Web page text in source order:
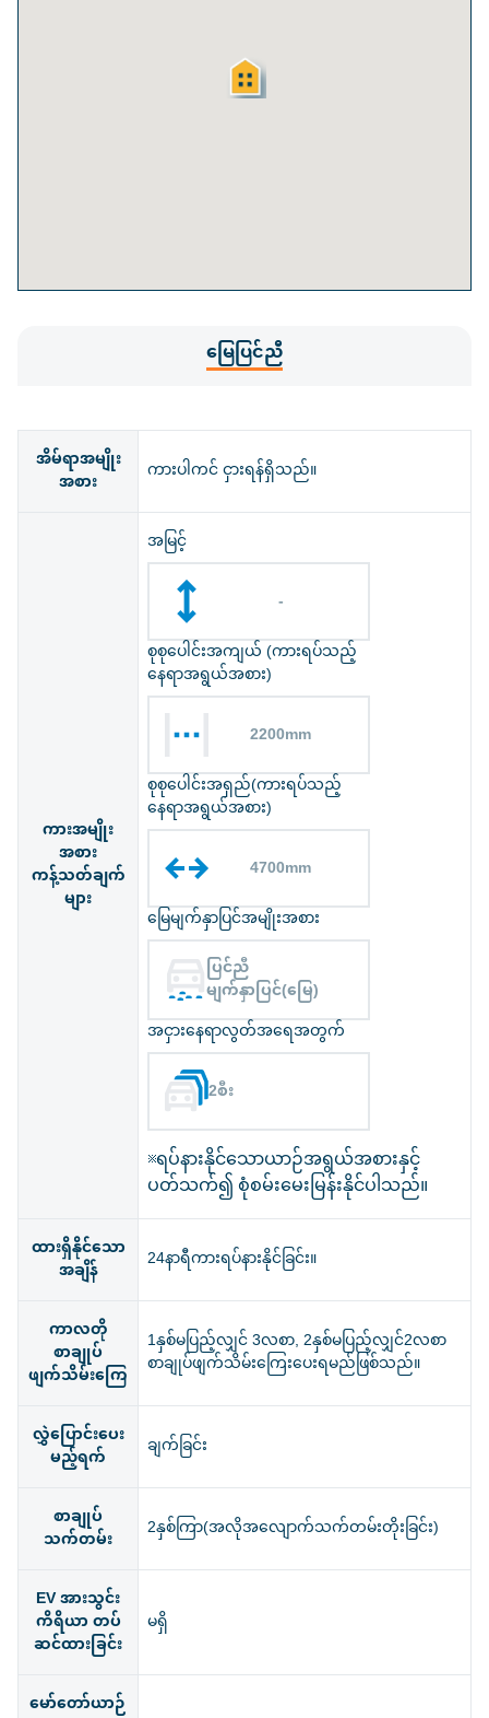
မြေပြင်ညီ
အိမ်ရာအမျိုး
အစား ကားပါကင် ငှားရန်ရှိသည်။
ကားအမျိုး
အစား
ကန့်သတ်ချက်
များ
အမြင့်
-
စုစုပေါင်းအကျယ် (ကားရပ်သည့်
နေရာအရွယ်အစား)
2200mm
စုစုပေါင်းအရှည်(ကားရပ်သည့်
နေရာအရွယ်အစား)
4700mm
မြေမျက်နှာပြင်အမျိုးအစား
ပြင်ညီ
မျက်နှာပြင်(မြေ)
အငှားနေရာလွတ်အရေအတွက်
2စီး
※ရပ်နားနိုင်သောယာဉ်အရွယ်အစားနှင့်
ပတ်သက်၍ စုံစမ်းမေးမြန်းနိုင်ပါသည်။
ထားရှိနိုင်သော
အချိန် 24နာရီကားရပ်နားနိုင်ခြင်း။
ကာလတို
စာချုပ်
ဖျက်သိမ်းကြေ
1နှစ်မပြည့်လျှင် 3လစာ, 2နှစ်မပြည့်လျှင်2လစာ
စာချုပ်ဖျက်သိမ်းကြေးပေးရမည်ဖြစ်သည်။
လွှဲပြောင်းပေး
မည့်ရက် ချက်ခြင်း
စာချုပ်
သက်တမ်း 2နှစ်ကြာ(အလိုအလျောက်သက်တမ်းတိုးခြင်း)
EV အားသွင်း
ကိရိယာ တပ်
ဆင်ထားခြင်း
မရှိ
မော်တော်ယာဉ်